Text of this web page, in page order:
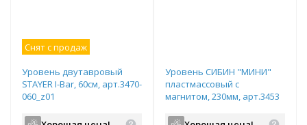
Снят с продаж
Уровень двутавровый
STAYER I-Bar, 60см, арт.3470-
060_z01
Уровень СИБИН "МИНИ"
пластмассовый с
магнитом, 230мм, арт.3453